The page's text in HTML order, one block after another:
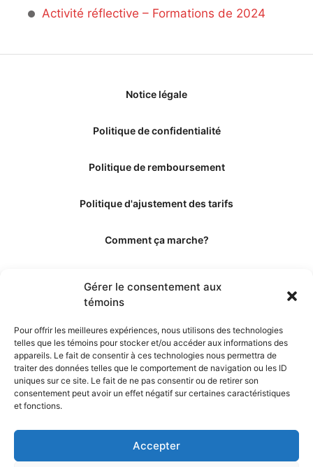
Gérer le consentement aux
témoins
Pour offrir les meilleures expériences, nous utilisons des technologies
telles que les témoins pour stocker et/ou accéder aux informations des
appareils. Le fait de consentir à ces technologies nous permettra de
traiter des données telles que le comportement de navigation ou les ID
uniques sur ce site. Le fait de ne pas consentir ou de retirer son
consentement peut avoir un effet négatif sur certaines caractéristiques
et fonctions.
Accepter
Activité réflective – Formations de 2024
Notice légale
Politique de confidentialité
Politique de remboursement
Politique d'ajustement des tarifs
Comment ça marche?
Les éditeurs
Les experts et collaborateurs